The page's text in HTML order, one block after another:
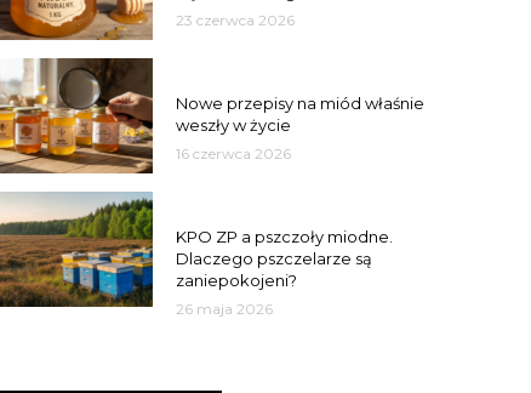
23 czerwca 2026
Nowe przepisy na miód właśnie
weszły w życie
16 czerwca 2026
KPO ZP a pszczoły miodne.
Dlaczego pszczelarze są
zaniepokojeni?
26 maja 2026